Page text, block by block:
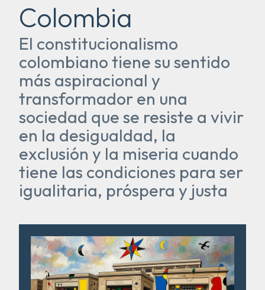
Colombia
El constitucionalismo
colombiano tiene su sentido
más aspiracional y
transformador en una
sociedad que se resiste a vivir
en la desigualdad, la
exclusión y la miseria cuando
tiene las condiciones para ser
igualitaria, próspera y justa